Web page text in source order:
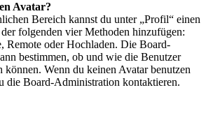
Avatar?
Bereich kannst du unter „Profil“ einen
folgenden vier Methoden hinzufügen:
Remote oder Hochladen. Die Board-
bestimmen, ob und wie die Benutzer
können. Wenn du keinen Avatar benutzen
die Board-Administration kontaktieren.